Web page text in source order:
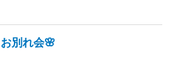
お別れ会🌸